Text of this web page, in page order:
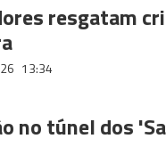
resgatam
13:34
no túnel dos